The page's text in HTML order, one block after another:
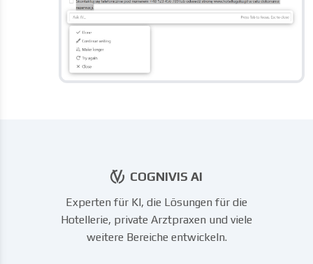
COGNIVIS AI
Experten für KI, die Lösungen für die
Hotellerie, private Arztpraxen und viele
weitere Bereiche entwickeln.